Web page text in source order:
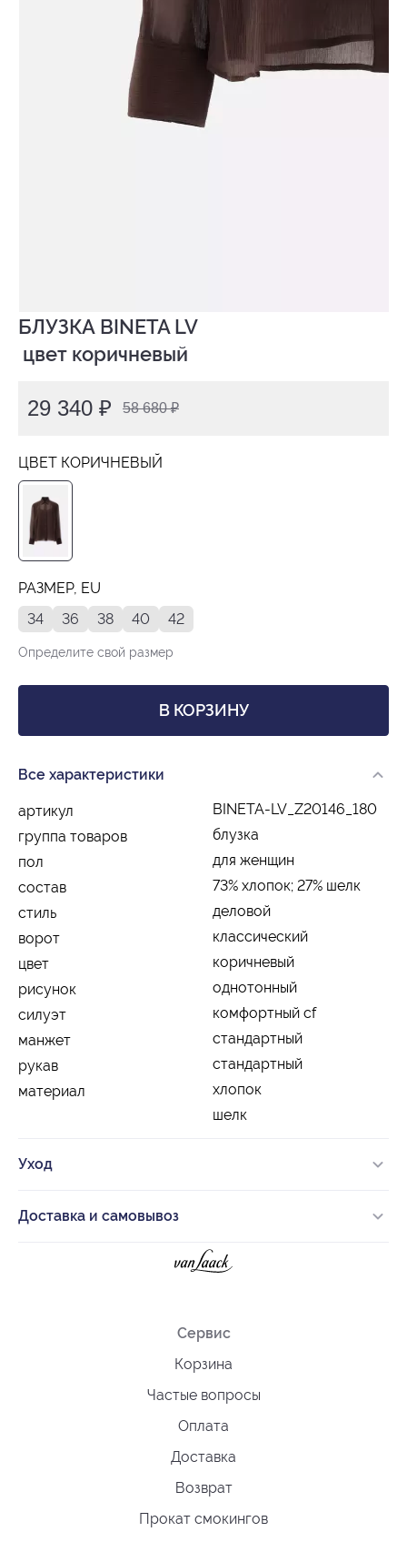
БЛУЗКА BINETA LV
цвет коричневый
29 340 ₽ 58 680 ₽
ЦВЕТ КОРИЧНЕВЫЙ
РАЗМЕР, EU
34
36 38 40 42
Определите свой размер
В КОРЗИНУ
Все характеристики
артикул
BINETA-LV_Z20146_180
группа товаров
блузка
пол
для женщин
состав
73% хлопок; 27% шелк
стиль
деловой
ворот
классический
цвет
коричневый
рисунок
однотонный
силуэт
комфортный cf
манжет
стандартный
рукав
стандартный
материал
хлопок
шелк
Уход
Доставка и самовывоз
Сервис
Корзина
Частые вопросы
Оплата
Доставка
Возврат
Прокат смокингов